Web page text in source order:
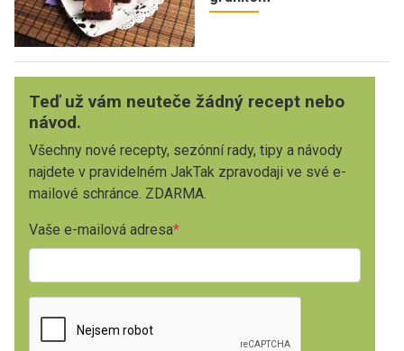
Teď už vám neuteče žádný recept nebo
návod.
Všechny nové recepty, sezónní rady, tipy a návody
najdete v pravidelném JakTak zpravodaji ve své e-
mailové schránce. ZDARMA.
Vaše e-mailová adresa